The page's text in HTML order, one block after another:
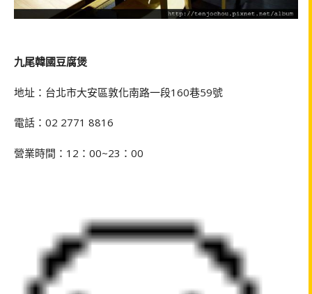
九尾韓國豆腐煲
地址：台北市大安區敦化南路一段160巷59號
電話：02 2771 8816
營業時間： 12 ： 00~23 ： 00